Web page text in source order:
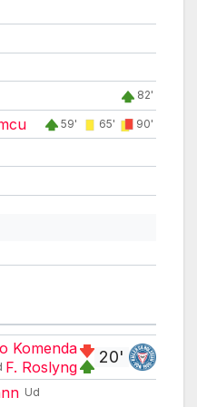
82'
59' 65' 90'
20'
Komenda
F. Roslyng
Ud